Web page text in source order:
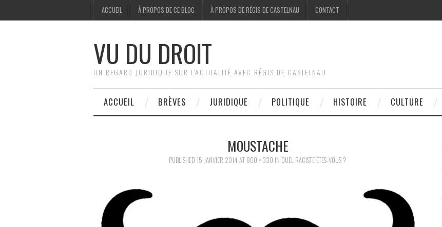
ACCUEIL À PROPOS DE CE BLOG À PROPOS DE RÉGIS DE CASTELNAU CONTACT
VU DU DROIT
UN REGARD JURIDIQUE SUR L'ACTUALITÉ AVEC RÉGIS DE CASTELNAU
ACCUEIL BRÈVES JURIDIQUE POLITIQUE HISTOIRE CULTURE
MOUSTACHE
PUBLISHED 15 JANVIER 2014 AT 800 × 330 IN QUEL RACISTE ÊTES-VOUS ?